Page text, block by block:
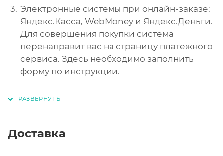
Электронные системы при онлайн-заказе:
Яндекс.Касса, WebMoney и Яндекс.Деньги.
Для совершения покупки система
перенаправит вас на страницу платежного
сервиса. Здесь необходимо заполнить
форму по инструкции.
Доставка